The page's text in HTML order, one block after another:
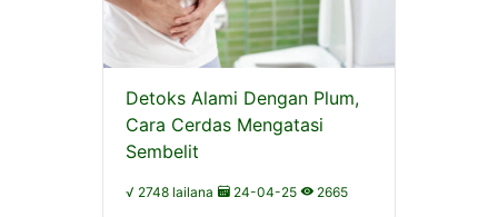
Detoks Alami Dengan Plum,
Cara Cerdas Mengatasi
Sembelit
√ 2748 lailana 24-04-25 2665